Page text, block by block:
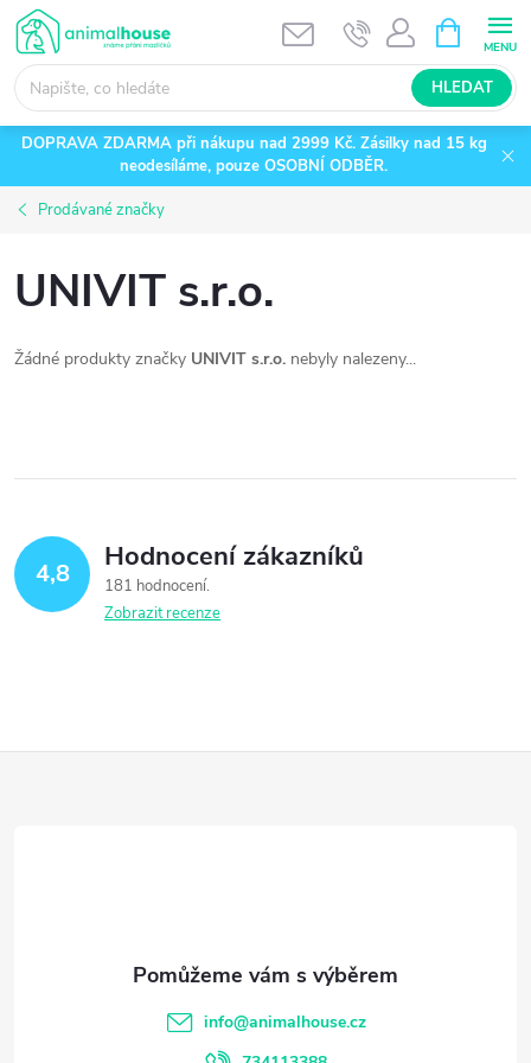
Přejít
na
obsah
HLEDAT
NÁKUPNÍ
KOŠÍK
DOPRAVA ZDARMA při nákupu nad 2999 Kč. Zásilky nad 15 kg
neodesíláme, pouze OSOBNÍ ODBĚR.
Prodávané značky
UNIVIT s.r.o.
Žádné produkty značky UNIVIT s.r.o. nebyly nalezeny...
4,8 Hodnocení zákazníků
181 hodnocení
Zobrazit recenze
info@animalhouse.cz